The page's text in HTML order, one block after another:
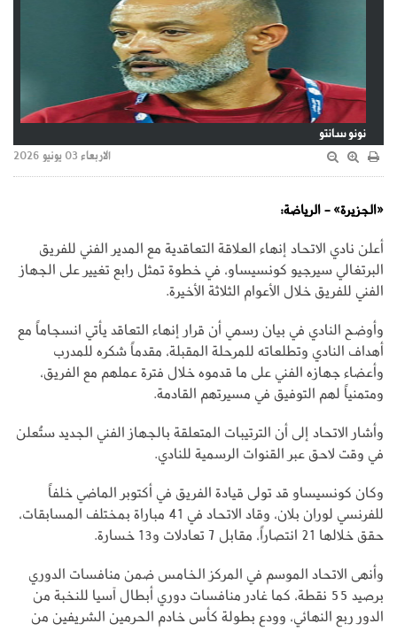
نونو سانتو
الاربعاء 03 يونيو 2026
«الجزيرة» - الرياضة:
أعلن نادي الاتحاد إنهاء العلاقة التعاقدية مع المدير الفني للفريق
البرتغالي سيرجيو كونسيساو، في خطوة تمثل رابع تغيير على الجهاز
الفني للفريق خلال الأعوام الثلاثة الأخيرة.
وأوضح النادي في بيان رسمي أن قرار إنهاء التعاقد يأتي انسجاماً مع
أهداف النادي وتطلعاته للمرحلة المقبلة، مقدماً شكره للمدرب
وأعضاء جهازه الفني على ما قدموه خلال فترة عملهم مع الفريق،
ومتمنياً لهم التوفيق في مسيرتهم القادمة.
وأشار الاتحاد إلى أن الترتيبات المتعلقة بالجهاز الفني الجديد ستُعلن
في وقت لاحق عبر القنوات الرسمية للنادي.
وكان كونسيساو قد تولى قيادة الفريق في أكتوبر الماضي خلفاً
للفرنسي لوران بلان، وقاد الاتحاد في 41 مباراة بمختلف المسابقات،
حقق خلالها 21 انتصاراً، مقابل 7 تعادلات و13 خسارة.
وأنهى الاتحاد الموسم في المركز الخامس ضمن منافسات الدوري
برصيد 55 نقطة، كما غادر منافسات دوري أبطال آسيا للنخبة من
الدور ربع النهائي، وودع بطولة كأس خادم الحرمين الشريفين من